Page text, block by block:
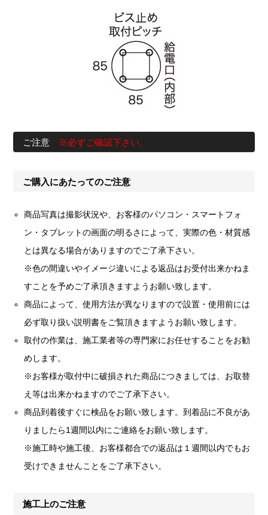
ご注意 ※必ずご確認下さい。
ご購入にあたってのご注意
商品写真は撮影状況や、お客様のパソコン・スマートフォ
ン・タブレットの画面の明るさによって、実際の色・材質感
とは異なる場合がありますのでご了承下さい。
※色の間違いやイメージ違いによる返品はお受付出来かねま
すことを予めご了承頂きますようお願い致します。
商品によって、使用方法が異なりますので設置・使用前には
必ず取り扱い説明書をご覧頂きますようお願い致します。
取付の作業は、施工業者等の専門家にお任せすることをお勧
めします。
※お客様が取付中に破損された商品につきましては、お取替
え等は出来かねますのでご了承下さい。
商品到着後すぐに検品をお願い致します。到着品に不良があ
りましたら1週間以内にご連絡をお願い致します。
※施工時や施工後、お客様都合での返品は１週間以内でもお
受けできませんことをご了承下さい。
施工上のご注意